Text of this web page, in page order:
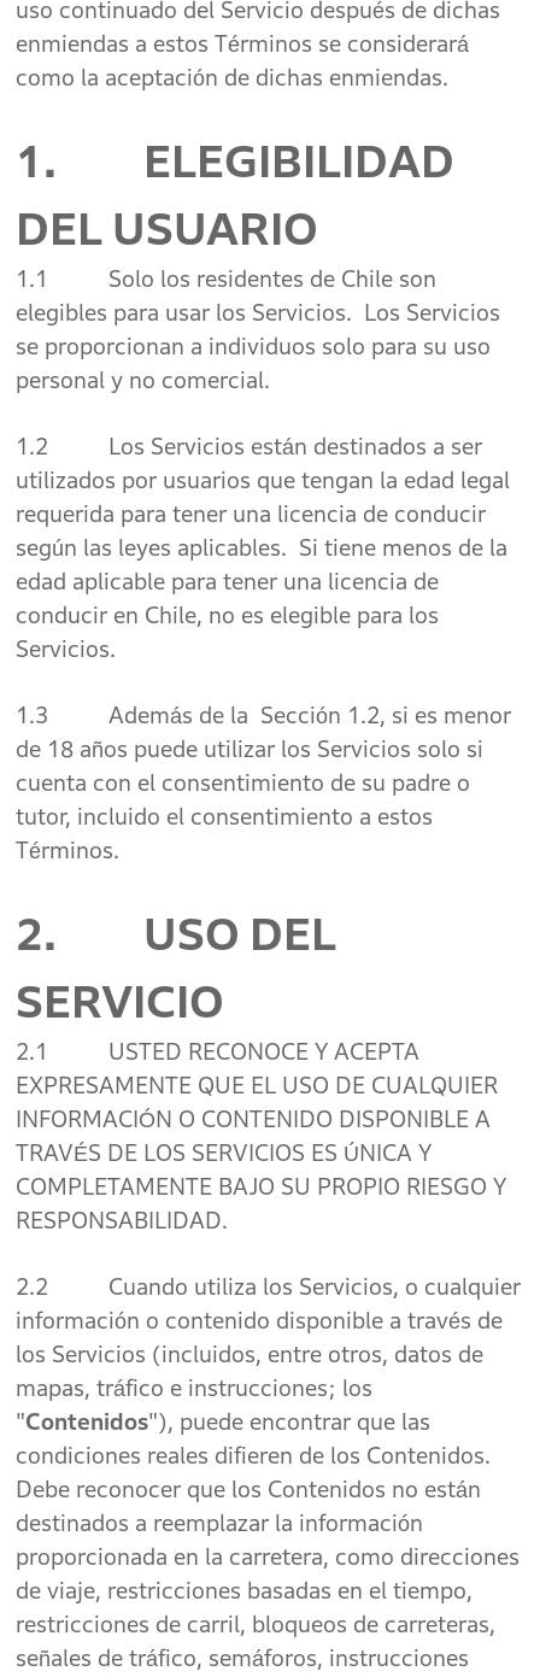
uso continuado del Servicio después de dichas
enmiendas a estos Términos se considerará
como la aceptación de dichas enmiendas.
1. ELEGIBILIDAD
DEL USUARIO
1.1 Solo los residentes de Chile son
elegibles para usar los Servicios. Los Servicios
se proporcionan a individuos solo para su uso
personal y no comercial.
1.2 Los Servicios están destinados a ser
utilizados por usuarios que tengan la edad legal
requerida para tener una licencia de conducir
según las leyes aplicables. Si tiene menos de la
edad aplicable para tener una licencia de
conducir en Chile, no es elegible para los
Servicios.
1.3 Además de la Sección 1.2, si es menor
de 18 años puede utilizar los Servicios solo si
cuenta con el consentimiento de su padre o
tutor, incluido el consentimiento a estos
Términos.
2. USO DEL
SERVICIO
2.1 USTED RECONOCE Y ACEPTA
EXPRESAMENTE QUE EL USO DE CUALQUIER
INFORMACIÓN O CONTENIDO DISPONIBLE A
TRAVÉS DE LOS SERVICIOS ES ÚNICA Y
COMPLETAMENTE BAJO SU PROPIO RIESGO Y
RESPONSABILIDAD.
2.2 Cuando utiliza los Servicios, o cualquier
información o contenido disponible a través de
los Servicios (incluidos, entre otros, datos de
mapas, tráfico e instrucciones; los
"Contenidos"), puede encontrar que las
condiciones reales difieren de los Contenidos.
Debe reconocer que los Contenidos no están
destinados a reemplazar la información
proporcionada en la carretera, como direcciones
de viaje, restricciones basadas en el tiempo,
restricciones de carril, bloqueos de carreteras,
señales de tráfico, semáforos, instrucciones